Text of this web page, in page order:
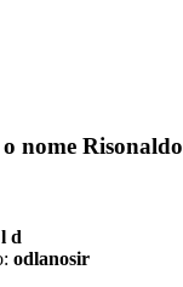
o nome Risonaldo
d
odlanosir